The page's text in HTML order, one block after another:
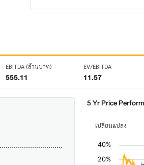
EBITDA (ล้านบาท)
555.11
EV/EBITDA
11.57
5 Yr Price
เปลี่ยนแปลง